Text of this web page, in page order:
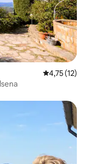
Prosječna
4,75 (12)
gosti”